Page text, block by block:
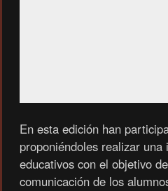
En esta edición han
proponiéndoles realizar
educativos con el objetivo
comunicación de los